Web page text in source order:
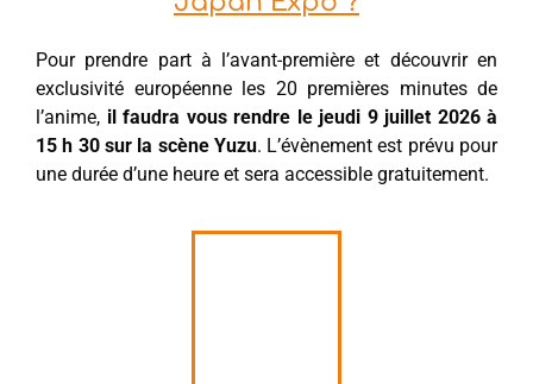
Pour prendre part à l’avant-première et découvrir en
exclusivité européenne les 20 premières minutes de
l’anime, il faudra vous rendre le jeudi 9 juillet 2026 à
15 h 30 sur la scène Yuzu. L’évènement est prévu pour
une durée d’une heure et sera accessible gratuitement.